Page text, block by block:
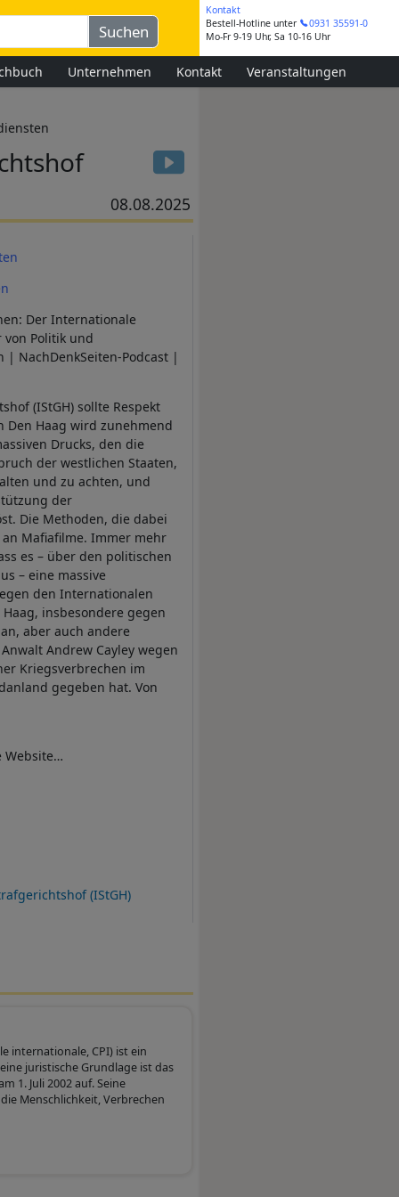
Kontakt
Bestell-Hotline unter
0931 35591-0
Mo-Fr 9-19 Uhr, Sa 10-16 Uhr
Unternehmen Kontakt Veranstaltungen
08.08.2025
Der Internationale
Politik und
| NachDenkSeiten-Podcast |
(IStGH) sollte Respekt
Den Haag wird zunehmend
Drucks, den die
der westlichen Staaten,
und zu achten, und
der
Die Methoden, die dabei
Mafiafilme. Immer mehr
es – über den politischen
– eine massive
den Internationalen
insbesondere gegen
aber auch andere
Andrew Cayley wegen
Kriegsverbrechen im
gegeben hat. Von
Website
zum Nachlesen:
2025 um 9:00
(IStGH)
internationale, CPI) ist ein
juristische Grundlage ist das
1. Juli 2002 auf. Seine
Menschlichkeit, Verbrechen